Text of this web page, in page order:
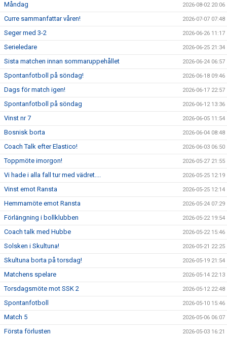
Måndag 2026-08-02 20:06
Curre sammanfattar våren! 2026-07-07 07:48
Seger med 3-2 2026-06-26 11:17
Serieledare 2026-06-25 21:34
Sista matchen innan sommaruppehållet 2026-06-24 06:57
Spontanfotboll på söndag! 2026-06-18 09:46
Dags för match igen! 2026-06-17 22:57
Spontanfotboll på söndag 2026-06-12 13:36
Vinst nr 7 2026-06-05 11:54
Bosnisk borta 2026-06-04 08:48
Coach Talk efter Elastico! 2026-06-03 06:50
Toppmöte imorgon! 2026-05-27 21:55
Vi hade i alla fall tur med vädret.... 2026-05-25 12:19
Vinst emot Ransta 2026-05-25 12:14
Hemmamöte emot Ransta 2026-05-24 07:29
Förlängning i bollklubben 2026-05-22 19:54
Coach talk med Hubbe 2026-05-22 15:46
Solsken i Skultuna! 2026-05-21 22:25
Skultuna borta på torsdag! 2026-05-19 21:54
Matchens spelare 2026-05-14 22:13
Torsdagsmöte mot SSK 2 2026-05-12 22:48
Spontanfotboll 2026-05-10 15:46
Match 5 2026-05-06 06:07
Första förlusten 2026-05-03 16:21